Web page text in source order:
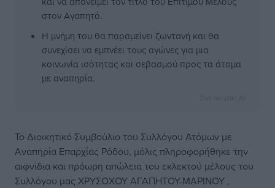
στον Αγαπητό.
Η μνήμη του θα παραμείνει ζωντανή και θα
συνεχίσει να εμπνέει τους αγώνες για μια
κοινωνία ισότητας και σεβασμού προς τα άτομα
με αναπηρία.
Το Διοικητικό Συμβούλιο του Συλλόγου Ατόμων με
Αναπηρία Επαρχίας Ρόδου, μόλις πληροφορήθηκε την
αιφνίδια και πρόωρη απώλεια του εκλεκτού μέλους του
Συλλόγου μας ΧΡΥΣΟΧΟΥ ΑΓΑΠΗΤΟΥ-ΜΑΡΙΝΟΥ ,